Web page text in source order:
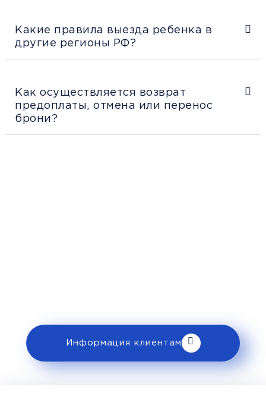
Какие правила выезда ребенка в
другие регионы РФ?
Как осуществляется возврат
предоплаты, отмена или перенос
брони?
Информация клиентам